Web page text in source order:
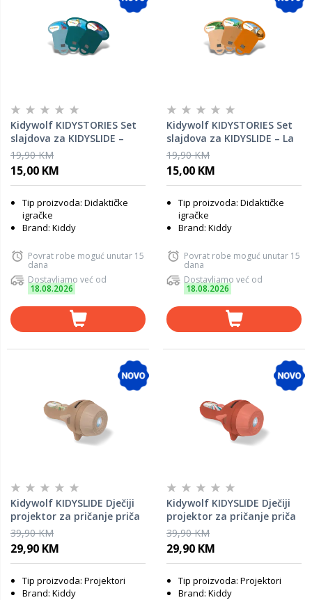
Kidywolf KIDYSTORIES Set
slajdova za KIDYSLIDE –
Adventure
19,90 KM
15,00 KM
Tip proizvoda: Didaktičke
igračke
Brand: Kiddy
Povrat robe moguć unutar 15
dana
Dostavljamo već od
18.08.2026
Kidywolf KIDYSTORIES Set
slajdova za KIDYSLIDE – La
Fontaine
19,90 KM
15,00 KM
Tip proizvoda: Didaktičke
igračke
Brand: Kiddy
Povrat robe moguć unutar 15
dana
Dostavljamo već od
18.08.2026
Kidywolf KIDYSLIDE Dječiji
projektor za pričanje priča
- History
39,90 KM
29,90 KM
Tip proizvoda: Projektori
Brand: Kiddy
Kidywolf KIDYSLIDE Dječiji
projektor za pričanje priča
- Circus
39,90 KM
29,90 KM
Tip proizvoda: Projektori
Brand: Kiddy